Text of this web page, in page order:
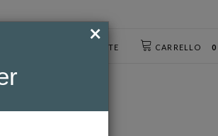
CARRELLO 0
ACCESSO UTENTE
×